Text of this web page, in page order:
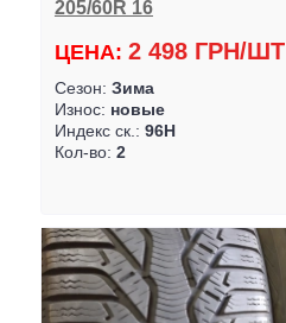
205/60R 16
ЦЕНА: 2 498 ГРН/ШТ
Сезон: Зима
Износ: новые
Индекс ск.: 96H
Кол-во: 2